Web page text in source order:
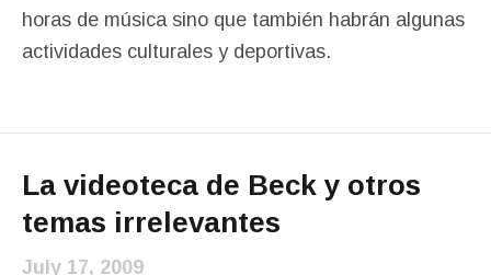
horas de música sino que también habrán algunas
actividades culturales y deportivas.
La videoteca de Beck y otros
temas irrelevantes
July 17, 2009